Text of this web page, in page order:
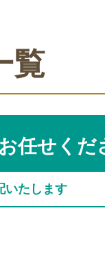
北陸
覧
任せくだ
いたします